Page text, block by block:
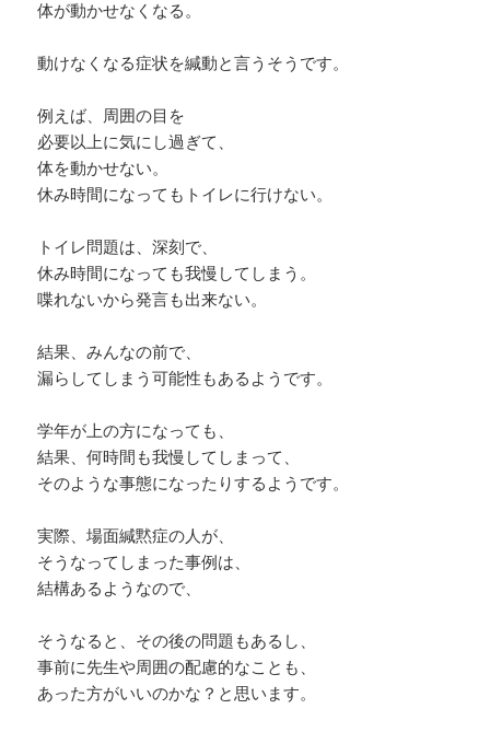
体が動かせなくなる。
動けなくなる症状を緘動と言うそうです。
例えば、周囲の目を
必要以上に気にし過ぎて、
体を動かせない。
休み時間になってもトイレに行けない。
トイレ問題は、深刻で、
休み時間になっても我慢してしまう。
喋れないから発言も出来ない。
結果、みんなの前で、
漏らしてしまう可能性もあるようです。
学年が上の方になっても、
結果、何時間も我慢してしまって、
そのような事態になったりするようです。
実際、場面緘黙症の人が、
そうなってしまった事例は、
結構あるようなので、
そうなると、その後の問題もあるし、
事前に先生や周囲の配慮的なことも、
あった方がいいのかな？と思います。